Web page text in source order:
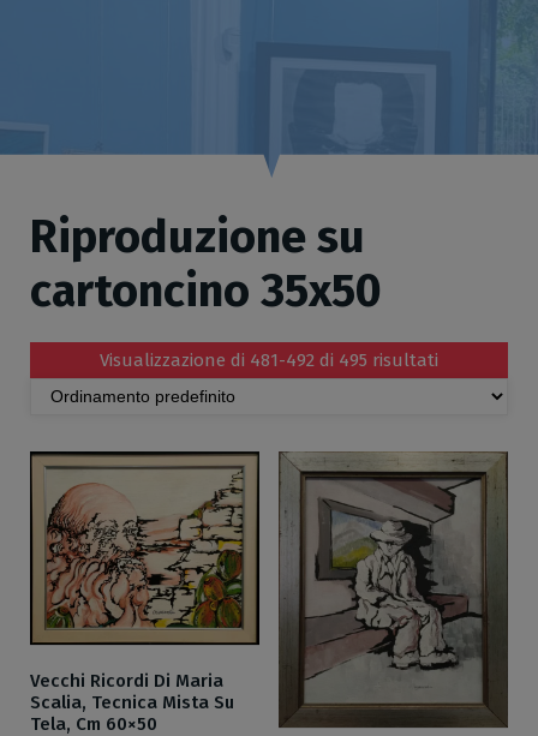
Riproduzione su
cartoncino 35x50
Visualizzazione di 481-492 di 495 risultati
Vecchi Ricordi Di Maria
Scalia, Tecnica Mista Su
Tela, Cm 60×50